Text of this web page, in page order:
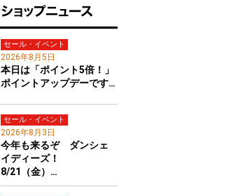
セール・イベント
2026年8月5日
本日は「ポイント5倍！」
ポイントアップデーです…
セール・イベント
2026年8月3日
今年も来るぞ ダンシェ
イディーズ！
8/21（金）…